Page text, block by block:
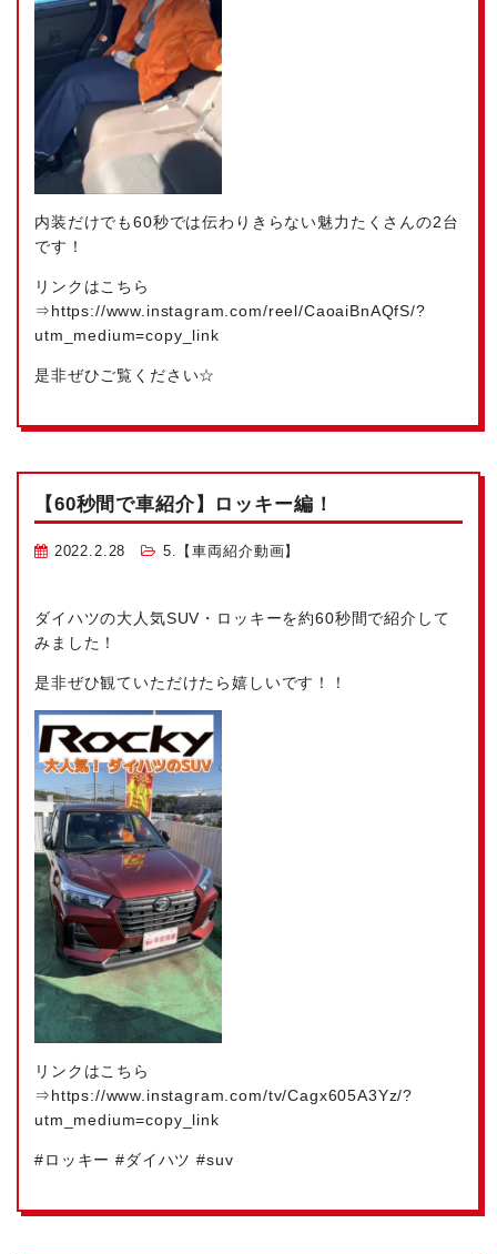
内装だけでも60秒では伝わりきらない魅力たくさんの2台
です！
リンクはこちら
⇒https://www.instagram.com/reel/CaoaiBnAQfS/?
utm_medium=copy_link
是非ぜひご覧ください☆
【60秒間で車紹介】ロッキー編！
2022.2.28 5.【車両紹介動画】
ダイハツの大人気SUV・ロッキーを約60秒間で紹介して
みました！
是非ぜひ観ていただけたら嬉しいです！！
リンクはこちら
⇒https://www.instagram.com/tv/Cagx605A3Yz/?
utm_medium=copy_link
#ロッキー #ダイハツ #suv